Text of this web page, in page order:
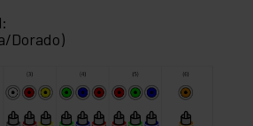
Dorado)